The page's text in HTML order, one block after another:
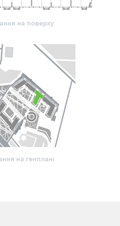
на поверху
на генплані